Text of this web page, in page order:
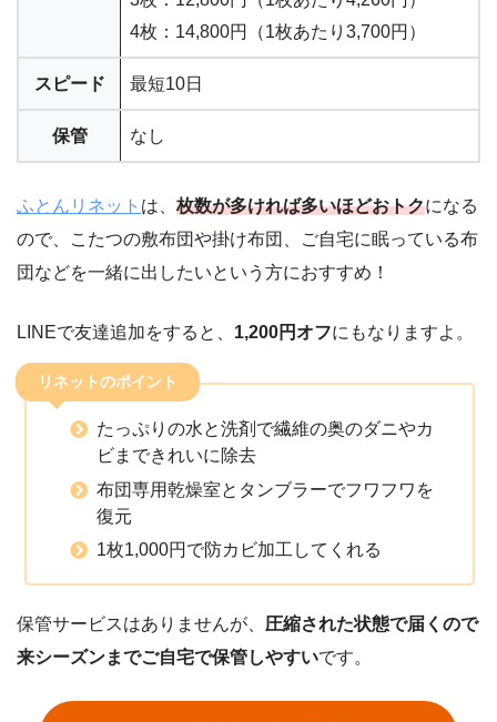
4枚：14,800円（1枚あたり3,700円）
スピード 最短10日
保管 なし
ふとんリネット は、 枚数が多ければ多いほどおトクになる
ので、こたつの敷布団や掛け布団、ご自宅に眠っている布
団などを一緒に出したいという方におすすめ！
LINEで友達追加をすると、 1,200円オフにもなりますよ。
リネットのポイント
たっぷりの水と洗剤で繊維の奥のダニやカ
ビまできれいに除去
布団専用乾燥室とタンブラーでフワフワを
復元
1枚1,000円で防カビ加工してくれる
保管サービスはありませんが、 圧縮された状態で届くので
来シーズンまでご自宅で保管しやすいです。